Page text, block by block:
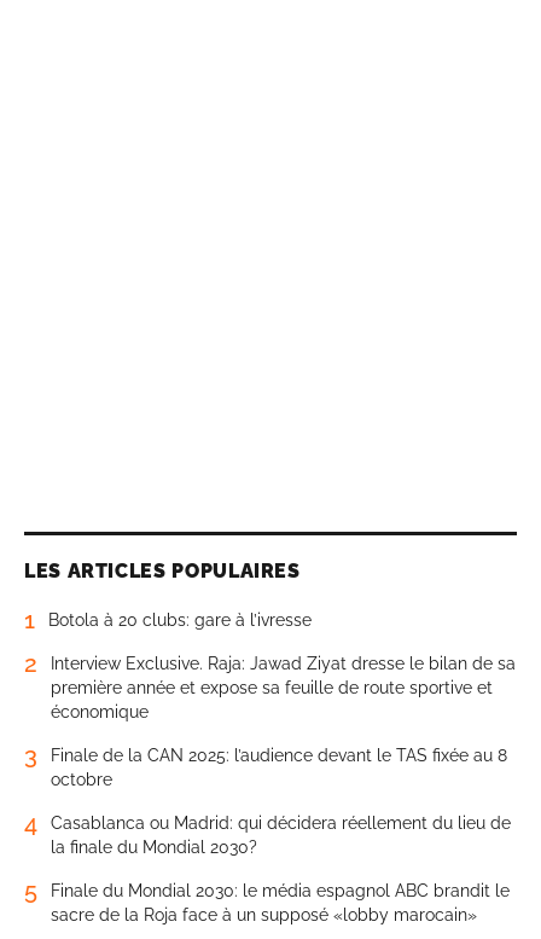
LES ARTICLES POPULAIRES
1 Botola à 20 clubs: gare à l’ivresse
2
Interview Exclusive. Raja: Jawad Ziyat dresse le bilan de sa
première année et expose sa feuille de route sportive et
économique
3
Finale de la CAN 2025: l’audience devant le TAS fixée au 8
octobre
4
Casablanca ou Madrid: qui décidera réellement du lieu de
la finale du Mondial 2030?
5
Finale du Mondial 2030: le média espagnol ABC brandit le
sacre de la Roja face à un supposé «lobby marocain»